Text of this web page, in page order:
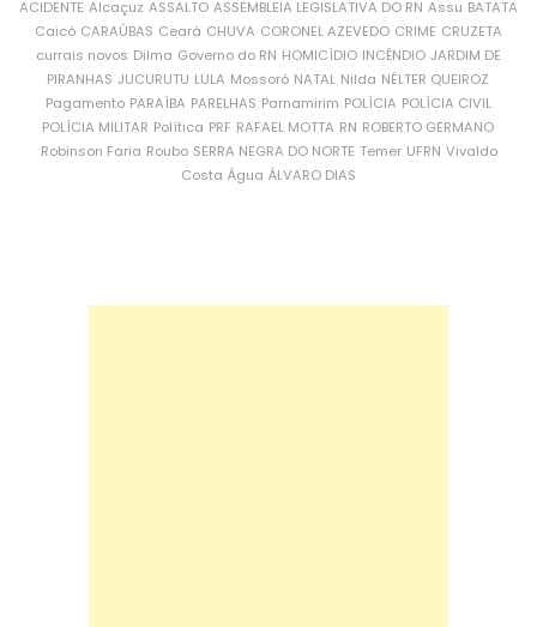
ACIDENTE Alcaçuz ASSALTO ASSEMBLEIA LEGISLATIVA DO RN Assu BATATA
Caicó CARAÚBAS Ceará CHUVA CORONEL AZEVEDO CRIME CRUZETA
currais novos Dilma Governo do RN HOMICÍDIO INCÊNDIO JARDIM DE
PIRANHAS JUCURUTU LULA Mossoró NATAL Nilda NÉLTER QUEIROZ
Pagamento PARAÍBA PARELHAS Parnamirim POLÍCIA POLÍCIA CIVIL
POLÍCIA MILITAR Política PRF RAFAEL MOTTA RN ROBERTO GERMANO
Robinson Faria Roubo SERRA NEGRA DO NORTE Temer UFRN Vivaldo
Costa Água ÁLVARO DIAS